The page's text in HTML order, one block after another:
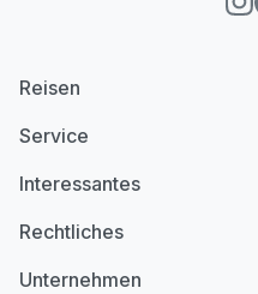
Reisen
Service
Interessantes
Rechtliches
Unternehmen